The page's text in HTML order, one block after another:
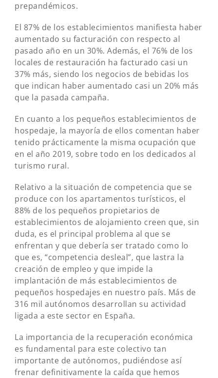
prepandémicos.
El 87% de los establecimientos manifiesta haber
aumentado su facturación con respecto al
pasado año en un 30%. Además, el 76% de los
locales de restauración ha facturado casi un
37% más, siendo los negocios de bebidas los
que indican haber aumentado casi un 20% más
que la pasada campaña.
En cuanto a los pequeños establecimientos de
hospedaje, la mayoría de ellos comentan haber
tenido prácticamente la misma ocupación que
en el año 2019, sobre todo en los dedicados al
turismo rural.
Relativo a la situación de competencia que se
produce con los apartamentos turísticos, el
88% de los pequeños propietarios de
establecimientos de alojamiento creen que, sin
duda, es el principal problema al que se
enfrentan y que debería ser tratado como lo
que es, “competencia desleal”, que lastra la
creación de empleo y que impide la
implantación de más establecimientos de
pequeños hospedajes en nuestro país. Más de
316 mil autónomos desarrollan su actividad
ligada a este sector en España.
La importancia de la recuperación económica
es fundamental para este colectivo tan
importante de autónomos, pudiéndose así
frenar definitivamente la caída que hemos